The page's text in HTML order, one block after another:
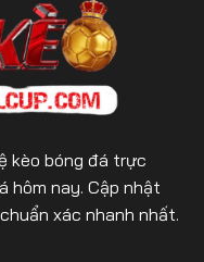
kèo bóng đá trực
hôm nay. Cập nhật
xác nhanh nhất.